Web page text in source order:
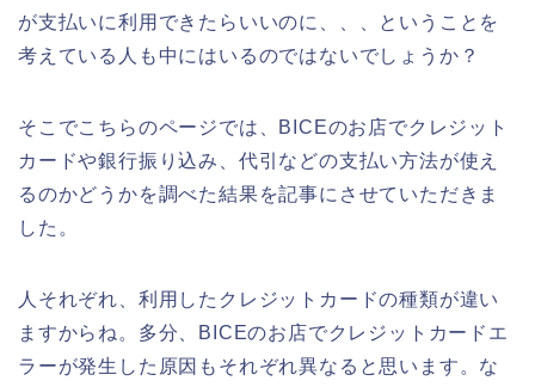
が支払いに利用できたらいいのに、、、ということを
考えている人も中にはいるのではないでしょうか？
そこでこちらのページでは、BICEのお店でクレジット
カードや銀行振り込み、代引などの支払い方法が使え
るのかどうかを調べた結果を記事にさせていただきま
した。
人それぞれ、利用したクレジットカードの種類が違い
ますからね。多分、BICEのお店でクレジットカードエ
ラーが発生した原因もそれぞれ異なると思います。な